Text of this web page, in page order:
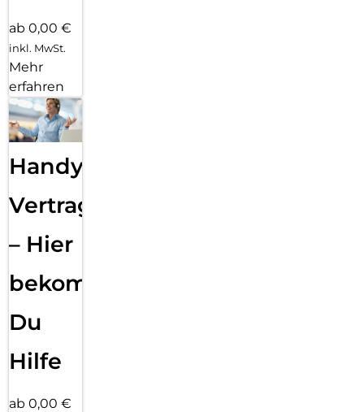
ab 0,00 €
inkl. MwSt.
Mehr
erfahren
Handy
Vertragsabwicklung
– Hier
bekommst
Du
Hilfe
ab 0,00 €